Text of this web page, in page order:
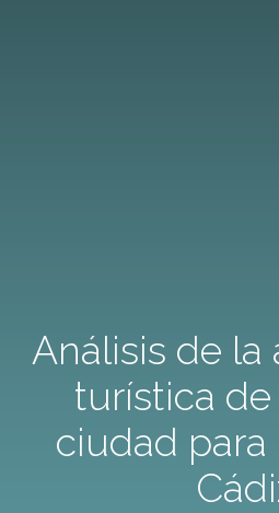
Análisis de la
turística
ciudad para